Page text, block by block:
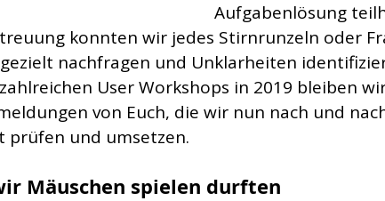
Aufgabenlösung
konnten wir jedes Stirnrunzeln oder
nachfragen und Unklarheiten
User Workshops in 2019 bleiben
von Euch, die wir nun nach und
prüfen und umsetzen.
Mäuschen spielen durften